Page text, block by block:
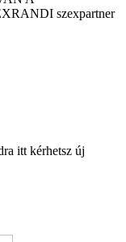
szexpartner
itt kérhetsz új